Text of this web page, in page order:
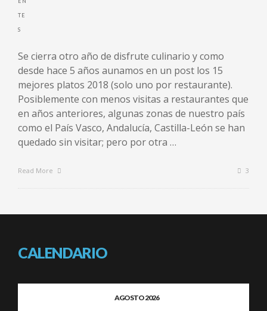
Se cierra otro año de disfrute culinario y como
desde hace 5 años aunamos en un post los 15
mejores platos 2018 (solo uno por restaurante).
Posiblemente con menos visitas a restaurantes que
en años anteriores, algunas zonas de nuestro país
como el País Vasco, Andalucía, Castilla-León se han
quedado sin visitar; pero por otra …
Read More 3
CALENDARIO
AGOSTO 2026